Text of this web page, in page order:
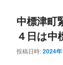
中標津町
４日は中
投稿日時:2024